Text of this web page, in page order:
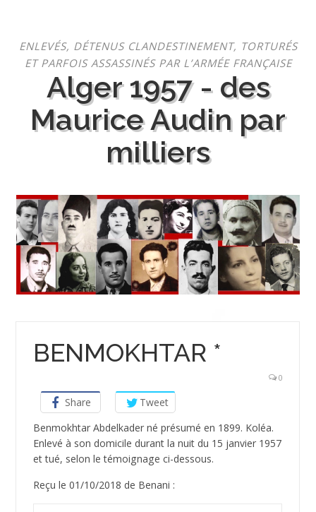
contenu
ENLEVÉS, DÉTENUS CLANDESTINEMENT, TORTURÉS
ET PARFOIS ASSASSINÉS PAR L’ARMÉE FRANÇAISE
Alger 1957 - des
Maurice Audin par
milliers
BENMOKHTAR *
0
Share
Tweet
Benmokhtar Abdelkader né présumé en 1899. Koléa.
Enlevé à son domicile durant la nuit du 15 janvier 1957
et tué, selon le témoignage ci-dessous.
Reçu le 01/10/2018 de Benani :